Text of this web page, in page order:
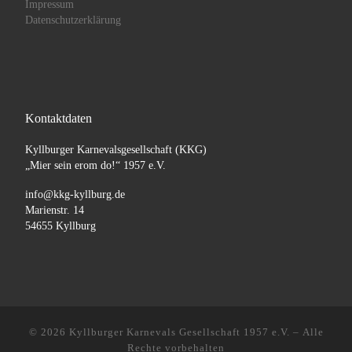
Impressum
Datenschutzerklärung
Kontaktdaten
Kyllburger Karnevalsgesellschaft (KKG)
„Mier sein erom do!“ 1957 e.V.
info@kkg-kyllburg.de
Marienstr. 14
54655 Kyllburg
© 2026 Kyllburger Karnevals Gesellschaft 1957 e.V. – Alle
Rechte vorbehalten